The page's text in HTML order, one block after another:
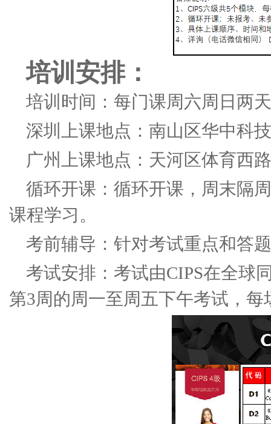
培训安排：
培训时间：每门课周六周日两
深圳上课地点：南山区华中科
广州上课地点：天河区体育西
循环开课：循环开课，周末隔
课程学习。
考前辅导：针对考试重点和答
考试安排：考试由CIPS在全球
第3周的周一至周五下午考试，每